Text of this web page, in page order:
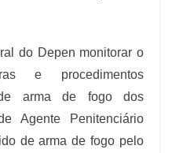
do Depen monitorar o
e procedimentos
arma de fogo dos
Agente Penitenciário
de arma de fogo pelo